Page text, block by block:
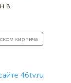
в
кирпича
46tv.ru